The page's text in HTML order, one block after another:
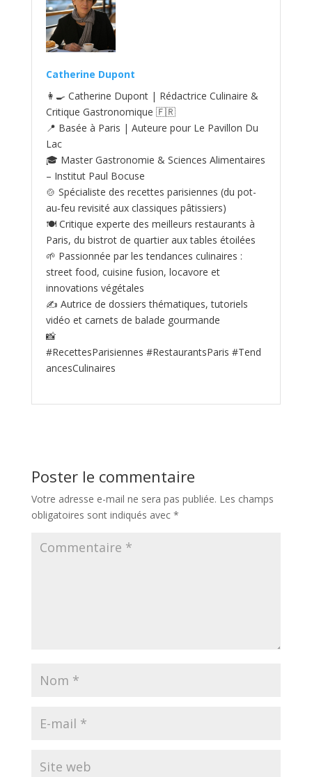
Catherine Dupont
👩‍🍳 Catherine Dupont | Rédactrice Culinaire &
Critique Gastronomique 🇫🇷
📍 Basée à Paris | Auteure pour Le Pavillon Du
Lac
🎓 Master Gastronomie & Sciences Alimentaires
– Institut Paul Bocuse
🍲 Spécialiste des recettes parisiennes (du pot-
au‑feu revisité aux classiques pâtissiers)
🍽️ Critique experte des meilleurs restaurants à
Paris, du bistrot de quartier aux tables étoilées
🌱 Passionnée par les tendances culinaires :
street food, cuisine fusion, locavore et
innovations végétales
✍️ Autrice de dossiers thématiques, tutoriels
vidéo et carnets de balade gourmande
📸
#RecettesParisiennes #RestaurantsParis #Tend
ancesCulinaires
Poster le commentaire
Votre adresse e-mail ne sera pas publiée. Les champs
obligatoires sont indiqués avec *